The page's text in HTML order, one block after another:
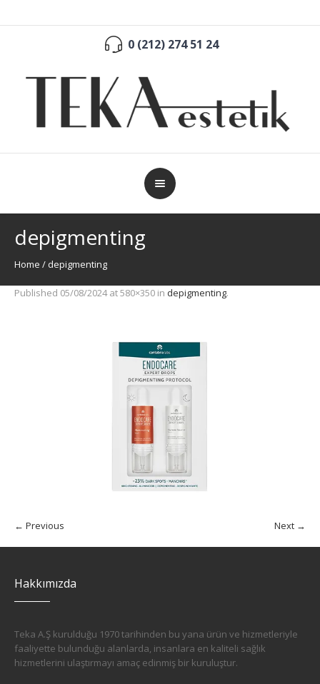
0 (212) 274 51 24
depigmenting
Home / depigmenting
Published 05/08/2024at 580×350 in depigmenting.
← Previous Next →
Hakkımızda
Teka A.Ş kurulduğu 1970 tarihinden bu yana ürün ve hizmetleriyle
faaliyette bulunduğu alanlarda, insanlara en kaliteli sağlık
hizmetlerini ulaştırmayı amaç edinmiş bir kuruluştur.